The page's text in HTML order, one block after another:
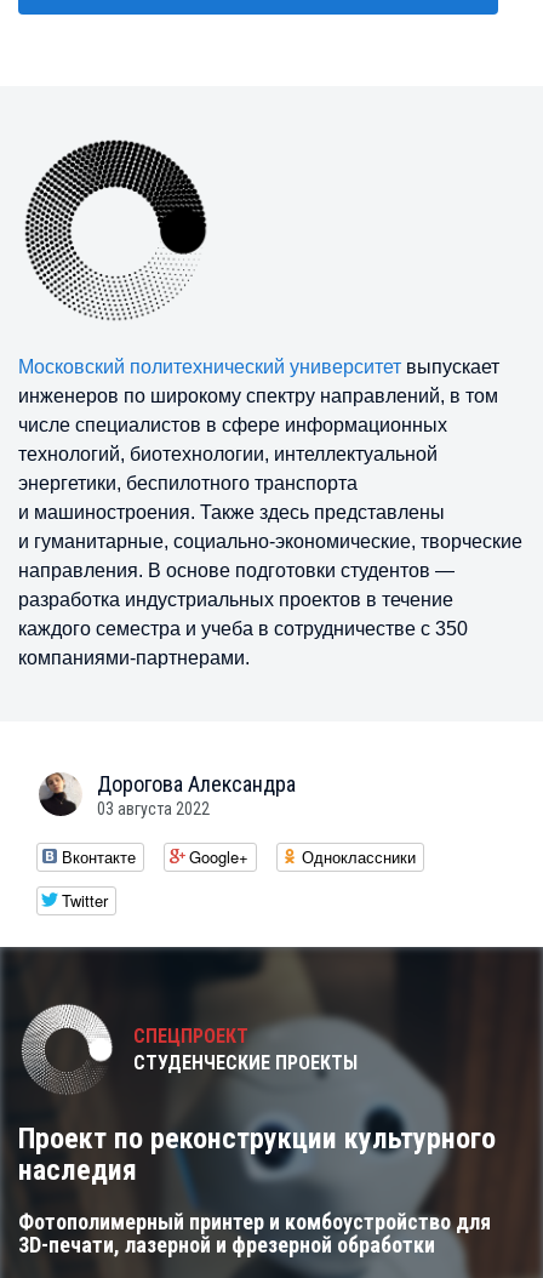
Московский политехнический университет выпускает
инженеров по широкому спектру направлений, в том
числе специалистов в сфере информационных
технологий, биотехнологии, интеллектуальной
энергетики, беспилотного транспорта
и машиностроения. Также здесь представлены
и гуманитарные, социально-экономические, творческие
направления. В основе подготовки студентов —
разработка индустриальных проектов в течение
каждого семестра и учеба в сотрудничестве с 350
компаниями-партнерами.
ДороговаАлександра
03 августа 2022
Вконтакте Google+
Одноклассники
Twitter
СПЕЦПРОЕКТ
СТУДЕНЧЕСКИЕ ПРОЕКТЫ
Проект по реконструкции культурного
наследия
Фотополимерный принтер и комбоустройство для
3D-печати, лазерной и фрезерной обработки